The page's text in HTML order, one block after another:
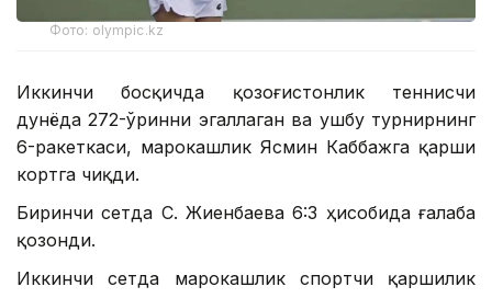
Фото: olympic.kz
Иккинчи босқичда қозоғистонлик теннисчи
дунёда 272-ўринни эгаллаган ва ушбу турнирнинг
6-ракеткаси, марокашлик Ясмин Каббажга қарши
кортга чиқди.
Биринчи сетда С. Жиенбаева 6:3 ҳисобида ғалаба
қозонди.
Иккинчи сетда марокашлик спортчи қаршилик